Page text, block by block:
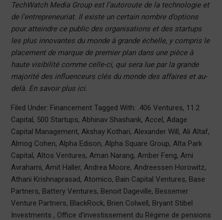
TechWatch Media Group est l’autoroute de la technologie et
de l’entrepreneuriat. Il existe un certain nombre d’options
pour atteindre ce public des organisations et des startups
les plus innovantes du monde à grande échelle, y compris le
placement de marque de premier plan dans une pièce à
haute visibilité comme celle-ci, qui sera lue par la grande
majorité des influenceurs clés du monde des affaires et au-
delà. En savoir plus ici.
Filed Under: Financement Tagged With: .406 Ventures, 11.2
Capital, 500 Startups, Abhinav Shashank, Accel, Adage
Capital Management, Akshay Kothari, Alexander Will, Ali Altaf,
Almog Cohen, Alpha Edison, Alpha Square Group, Alta Park
Capital, Altos Ventures, Aman Narang, Amber Feng, Ami
Avrahami, Amit Haller, Andrea Moore, Andreessen Horowitz,
Athani Krishnaprasad, Atomico, Bain Capital Ventures, Base
Partners, Battery Ventures, Benoit Dageville, Bessemer
Venture Partners, BlackRock, Brien Colwell, Bryant Stibel
Investments , Office d’investissement du Régime de pensions